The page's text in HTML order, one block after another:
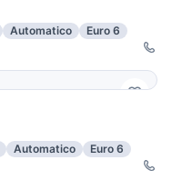
Automatico
Euro 6
Automatico
Euro 6